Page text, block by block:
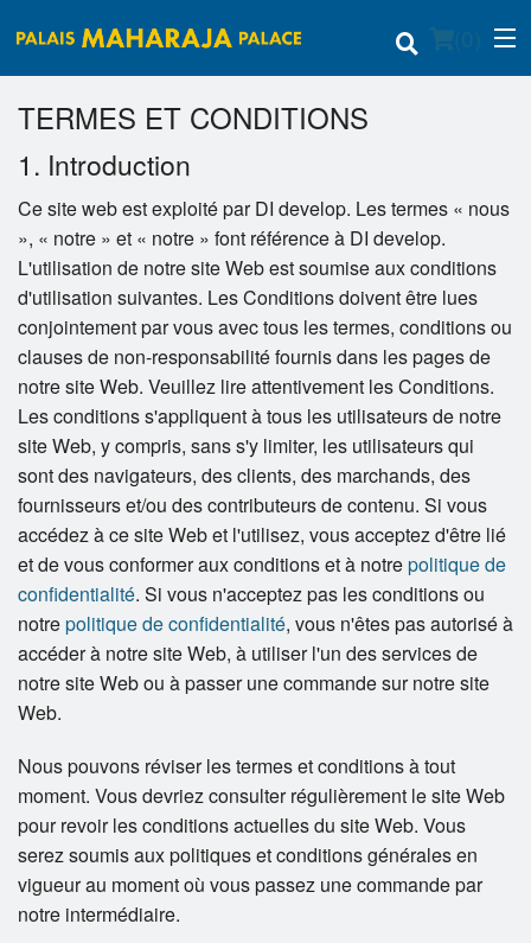
Commander en ligne
Emplacement
Français
Connection
Inscription
Panier (0)
Rechercher
TERMES ET CONDITIONS
1. Introduction
Ce site web est exploité par DI develop. Les termes « nous
», « notre » et « notre » font référence à DI develop.
L'utilisation de notre site Web est soumise aux conditions
d'utilisation suivantes. Les Conditions doivent être lues
conjointement par vous avec tous les termes, conditions ou
clauses de non-responsabilité fournis dans les pages de
notre site Web. Veuillez lire attentivement les Conditions.
Les conditions s'appliquent à tous les utilisateurs de notre
site Web, y compris, sans s'y limiter, les utilisateurs qui
sont des navigateurs, des clients, des marchands, des
fournisseurs et/ou des contributeurs de contenu. Si vous
accédez à ce site Web et l'utilisez, vous acceptez d'être lié
et de vous conformer aux conditions et à notrepolitique de
confidentialité. Si vous n'acceptez pas les conditions ou
notrepolitique de confidentialité, vous n'êtes pas autorisé à
accéder à notre site Web, à utiliser l'un des services de
notre site Web ou à passer une commande sur notre site
Web.
Nous pouvons réviser les termes et conditions à tout
moment. Vous devriez consulter régulièrement le site Web
pour revoir les conditions actuelles du site Web. Vous
serez soumis aux politiques et conditions générales en
vigueur au moment où vous passez une commande par
notre intermédiaire.